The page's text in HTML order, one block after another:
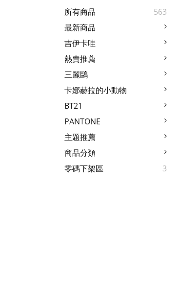
所有商品
563
最新商品
吉伊卡哇
熱賣推薦
三麗鷗
卡娜赫拉的小動物
BT21
PANTONE
主題推薦
商品分類
零碼下架區
3